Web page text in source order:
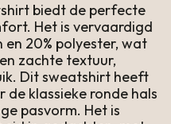
biedt de perfecte
Het is vervaardigd
en 20% polyester, wat
zachte textuur,
Dit sweatshirt heeft
klassieke ronde hals
pasvorm. Het is